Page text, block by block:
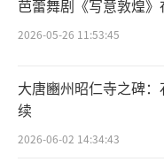
国画学会、中国
书画院、北京市
院、李可染画院
究院美术研究所
同历史时期的中
芭蕾舞剧《写意敦煌
2026-05-26 11:53:45
大唐豳州昭仁寺之碑
续
2026-06-02 14:34:43